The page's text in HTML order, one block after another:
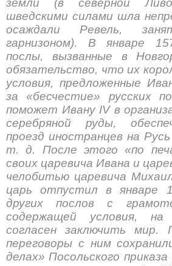
шведскими силами шла
осаждали Ревель,
гарнизоном). В январе
послы, вызванные в
обязательство, что их
условия, предложенные
за «бесчестие» русских
поможет Ивану IV в
серебряной руды,
проезд иностранцев на
т. д. После этого «по
своих царевича Ивана и
челобитью царевича
царь отпустил в январе
других послов с
содержащей условия,
согласен заключить мир.
переговоры с ним
делах» Посольского